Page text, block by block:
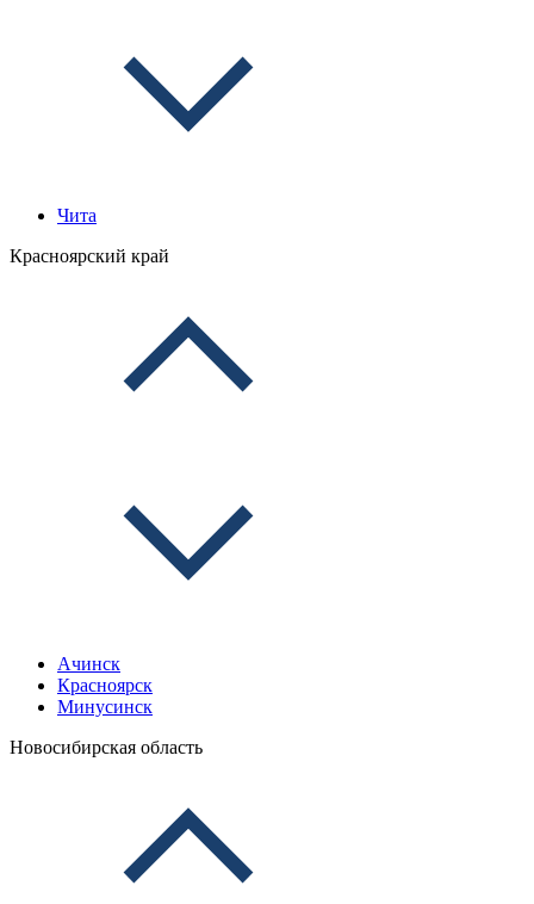
Чита
Красноярский край
Ачинск
Красноярск
Минусинск
Новосибирская область